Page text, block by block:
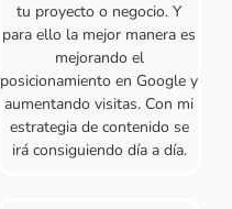
tu proyecto o negocio. Y
para ello la mejor manera es
mejorando el
posicionamiento en Google y
aumentando visitas. Con mi
estrategia de contenido se
irá consiguiendo día a día.